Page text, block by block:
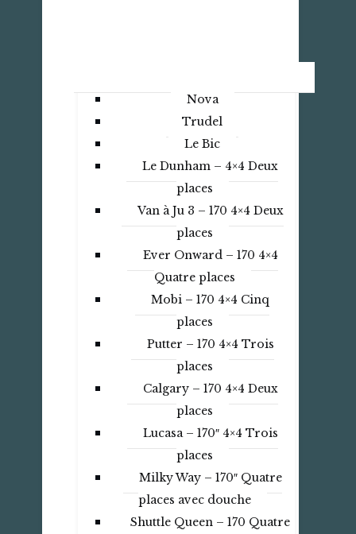
Nova
Trudel
Le Bic
Le Dunham – 4×4 Deux
places
Van à Ju 3 – 170 4×4 Deux
places
Ever Onward – 170 4×4
Quatre places
Mobi – 170 4×4 Cinq
places
Putter – 170 4×4 Trois
places
Calgary – 170 4×4 Deux
places
Lucasa – 170″ 4×4 Trois
places
Milky Way – 170″ Quatre
places avec douche
Shuttle Queen – 170 Quatre